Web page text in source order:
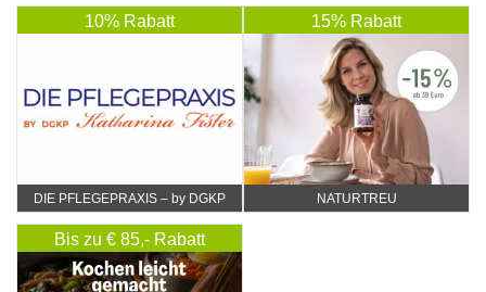
10% Rabatt
DIE PFLEGEPRAXIS – by DGKP
Katharina Fister
15% Rabatt
NATURTREU
Bis zu € 85,- Rabatt